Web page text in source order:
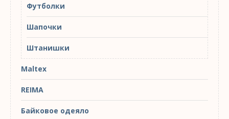
Футболки
Шапочки
Штанишки
Maltex
REIMA
Байковое одеяло